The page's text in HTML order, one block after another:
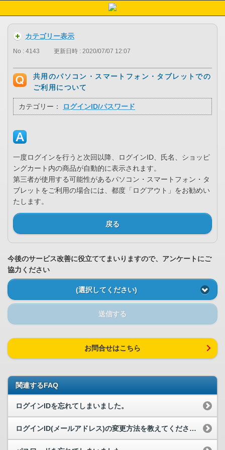
カテゴリー表示
No : 4143 更新日時 : 2020/07/07 12:07
共用のパソコン・スマートフォン・タブレットでの
ご利用について
カテゴリー： ログインID/パスワード
一度ログインを行うと次回以降、ログインID、氏名、ショッピ
ングカート内の商品が自動的に表示されます。
第三者が使用する可能性があるパソコン・スマートフォン・タ
ブレットをご利用の場合には、都度「ログアウト」をお勧めい
たします。
戻る
今後のサービス改善に役立ててまいりますので、アンケートにご
協力ください
(選択してください)
送信する
お問合せはこちら
関連するFAQ
ログインIDを忘れてしまいました。
ログインID(メールアドレス)の変更方法を教えてください。